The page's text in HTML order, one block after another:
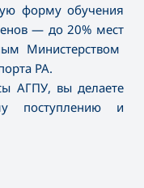
форму обучения
— до 20% мест
Министерством
РА.
АГПУ, вы делаете
поступлению и